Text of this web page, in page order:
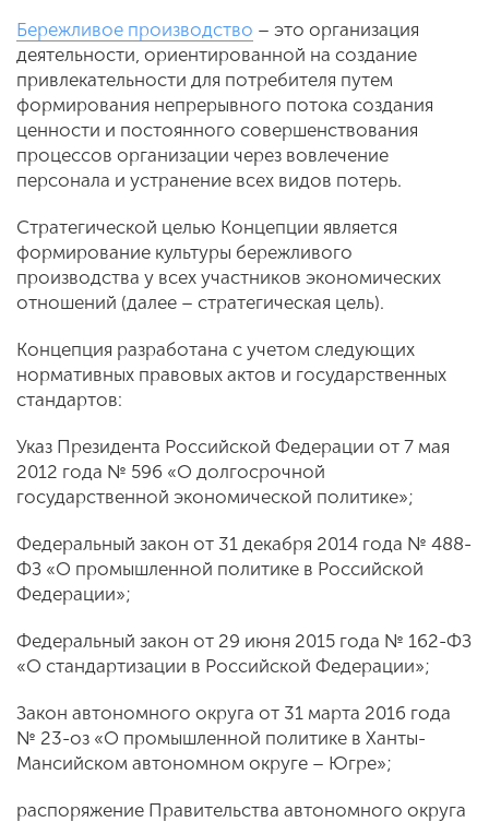
Бережливое производство – это организация
деятельности, ориентированной на создание
привлекательности для потребителя путем
формирования непрерывного потока создания
ценности и постоянного совершенствования
процессов организации через вовлечение
персонала и устранение всех видов потерь.
Стратегической целью Концепции является
формирование культуры бережливого
производства у всех участников экономических
отношений (далее – стратегическая цель).
Концепция разработана с учетом следующих
нормативных правовых актов и государственных
стандартов:
Указ Президента Российской Федерации от 7 мая
2012 года № 596 «О долгосрочной
государственной экономической политике»;
Федеральный закон от 31 декабря 2014 года № 488-
ФЗ «О промышленной политике в Российской
Федерации»;
Федеральный закон от 29 июня 2015 года № 162-ФЗ
«О стандартизации в Российской Федерации»;
Закон автономного округа от 31 марта 2016 года
№ 23-оз «О промышленной политике в Ханты-
Мансийском автономном округе – Югре»;
распоряжение Правительства автономного округа